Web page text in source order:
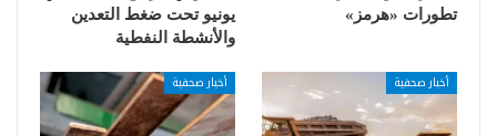
تطورات «هرمز»
يونيو تحت ضغط التعدين
والأنشطة النفطية
أخبار صحفية أخبار صحفية